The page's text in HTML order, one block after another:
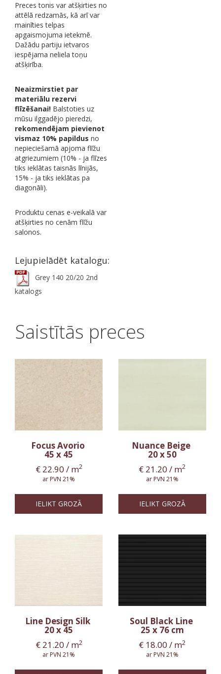
Preces tonis var atšķirties no
attēlā redzamās, kā arī var
mainīties telpas
apgaismojuma ietekmē.
Dažādu partiju ietvaros
iespējama neliela toņu
atšķirība.
Neaizmirstiet par
materiālu rezervi
flīzēšanai! Balstoties uz
mūsu ilggadējo pieredzi,
rekomendējam pievienot
vismaz 10% papildus no
nepieciešamā apjoma flīžu
atgriezumiem (10% - ja flīzes
tiks ieklātas taisnās līnijās,
15% - ja tiks ieklātas pa
diagonāli).
Produktu cenas e-veikalā var
atšķirties no cenām flīžu
salonos.
Lejupielādēt katalogu:
Grey 140 20/20 2nd
katalogs
Saistītās preces
Focus Avorio
45 x 45
€22.90 / m2
ar PVN 21%
IELIKT GROZĀ
Nuance Beige
20 x 50
€ 21.20 / m2
ar PVN 21%
IELIKT GROZĀ
Line Design Silk
20 x 45
€21.20 / m2
ar PVN 21%
Soul Black Line
25 x 76 cm
€ 18.00 / m2
ar PVN 21%